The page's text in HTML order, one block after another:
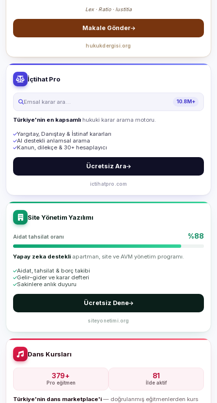
Lex · Ratio · Iustitia
Makale Gönder
hukukdergisi.org
İçtihat Pro
Emsal karar ara… 10.8M+
Türkiye'nin en kapsamlı hukuki karar arama motoru.
Yargıtay, Danıştay & İstinaf kararları
AI destekli anlamsal arama
Kanun, dilekçe & 30+ hesaplayıcı
Ücretsiz Ara
ictihatpro.com
Site Yönetim Yazılımı
Aidat tahsilat oranı %88
Yapay zeka destekli apartman, site ve AVM yönetim programı.
Aidat, tahsilat & borç takibi
Gelir–gider ve karar defteri
Sakinlere anlık duyuru
Ücretsiz Dene
siteyonetimi.org
Dans Kursları
379+
Pro eğitmen
81
İlde aktif
Türkiye'nin dans marketplace'i — doğrulanmış eğitmenlerden kurs